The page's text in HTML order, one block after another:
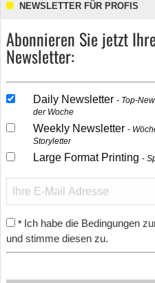
NEWSLETTER FÜR PROFIS
Abonnieren Sie jetzt
Newsletter:
Daily Newsletter
Top-
der Woche
Weekly Newsletter
Storyletter
Large Format Printing
* Ich habe die Bedingungen
und stimme diesen zu.